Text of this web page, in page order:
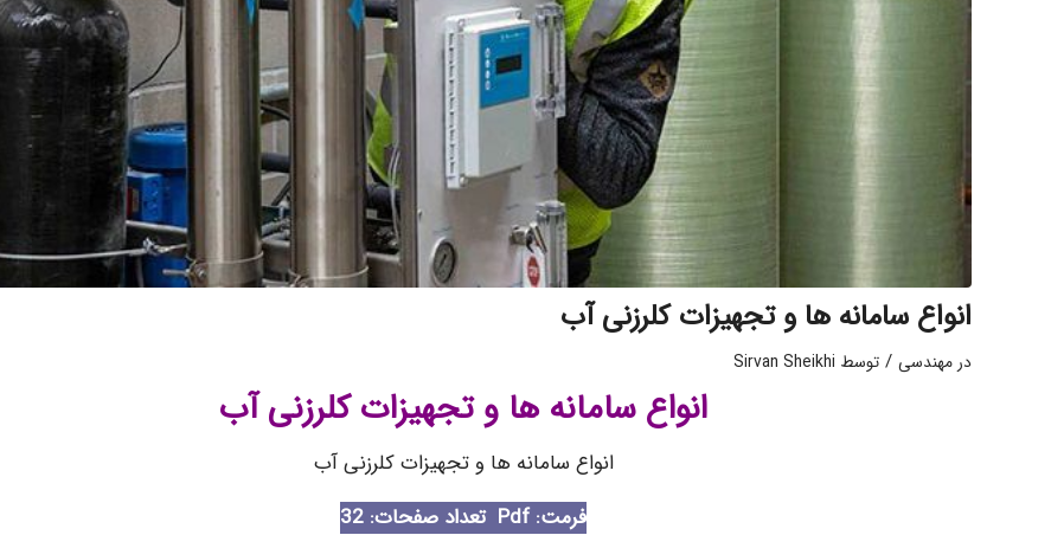
انواع سامانه ها و تجهیزات کلرزنی آب
درمهندسی / توسط Sirvan Sheikhi
انواع سامانه ها و تجهیزات کلرزنی آب
انواع سامانه ها و تجهیزات کلرزنی آب
فرمت: Pdf
تعداد صفحات: 32